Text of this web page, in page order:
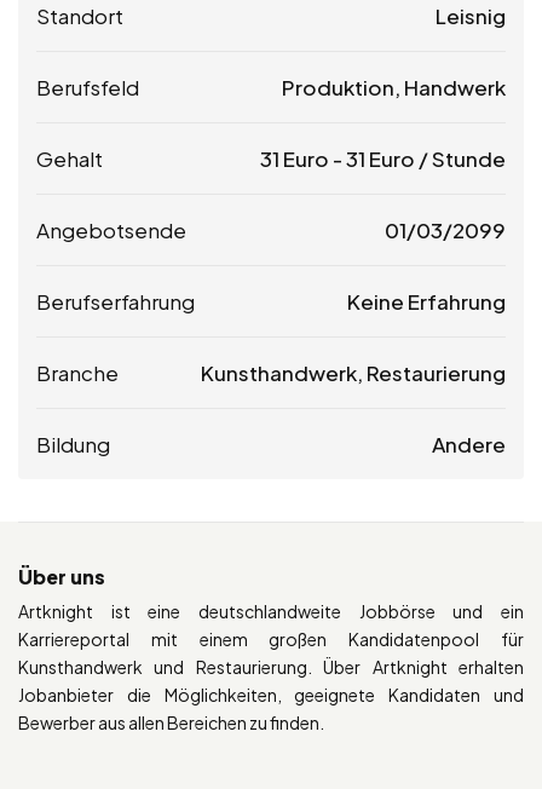
Standort Leisnig
Berufsfeld Produktion, Handwerk
Gehalt 31 Euro -31 Euro / Stunde
Angebotsende 01/03/2099
Berufserfahrung Keine Erfahrung
Branche Kunsthandwerk, Restaurierung
Bildung Andere
Über uns
Artknight ist eine deutschlandweite Jobbörse und ein
Karriereportal mit einem großen Kandidatenpool für
Kunsthandwerk und Restaurierung. Über Artknight erhalten
Jobanbieter die Möglichkeiten, geeignete Kandidaten und
Bewerber aus allen Bereichen zu finden.